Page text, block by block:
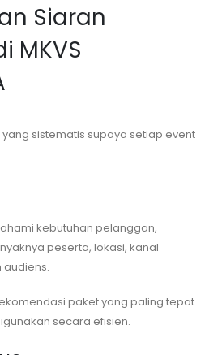
Siaran
MKVS
sistematis supaya setiap event
kebutuhan pelanggan,
peserta, lokasi, kanal
audiens.
paket yang paling tepat
secara efisien.